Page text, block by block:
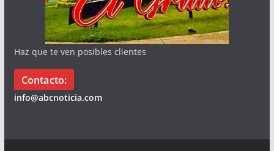
Haz que te ven posibles clientes
Contacto:
info@abcnoticia.com